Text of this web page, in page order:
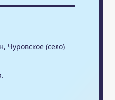
Чуровское (село)